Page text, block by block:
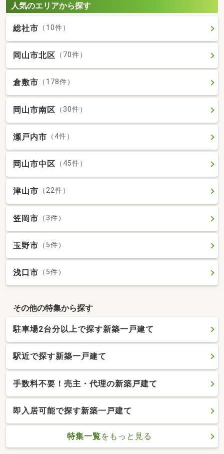
人気のエリアから探す
総社市 （10件）
岡山市北区 （70件）
倉敷市 （178件）
岡山市南区 （30件）
瀬戸内市 （4件）
岡山市中区 （45件）
津山市 （22件）
笠岡市 （3件）
玉野市 （5件）
浅口市 （5件）
その他の特集から探す
駐車場2台分以上で探す新築一戸建て
駅近で探す新築一戸建て
手数料不要！売主・代理の新築戸建て
即入居可能で探す新築一戸建て
特集一覧をもっと見る